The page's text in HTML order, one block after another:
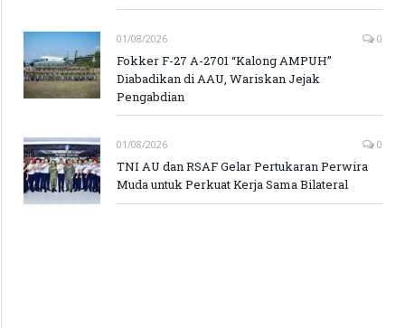
01/08/2026 0
Fokker F-27 A-2701 “Kalong AMPUH”
Diabadikan di AAU, Wariskan Jejak
Pengabdian
01/08/2026 0
TNI AU dan RSAF Gelar Pertukaran Perwira
Muda untuk Perkuat Kerja Sama Bilateral